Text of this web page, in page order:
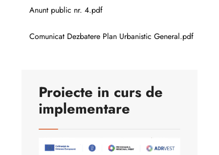
Anunt public nr. 4.pdf
Comunicat Dezbatere Plan Urbanistic General.pdf
Proiecte in curs de
implementare